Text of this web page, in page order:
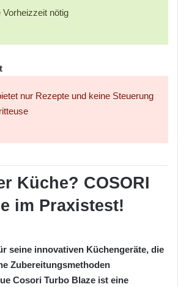
Vorheizzeit nötig
nur Rezepte und keine Steuerung
Küche? COSORI
im Praxistest!
seine innovativen Küchengeräte, die
Zubereitungsmethoden
Cosori Turbo Blaze ist eine